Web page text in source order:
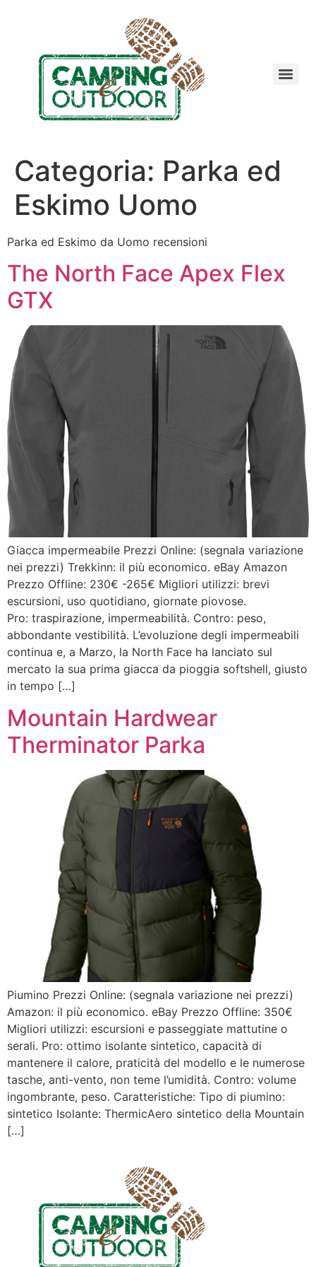
Categoria: Parka ed
Eskimo Uomo
Parka ed Eskimo da Uomo recensioni
The North Face Apex Flex
GTX
Giacca impermeabile Prezzi Online: (segnala variazione
nei prezzi) Trekkinn: il più economico. eBay Amazon
Prezzo Offline: 230€ -265€ Migliori utilizzi: brevi
escursioni, uso quotidiano, giornate piovose.
Pro: traspirazione, impermeabilità. Contro: peso,
abbondante vestibilità. L’evoluzione degli impermeabili
continua e, a Marzo, la North Face ha lanciato sul
mercato la sua prima giacca da pioggia softshell, giusto
in tempo […]
Mountain Hardwear
Therminator Parka
Piumino Prezzi Online: (segnala variazione nei prezzi)
Amazon: il più economico. eBay Prezzo Offline: 350€
Migliori utilizzi: escursioni e passeggiate mattutine o
serali. Pro: ottimo isolante sintetico, capacità di
mantenere il calore, praticità del modello e le numerose
tasche, anti-vento, non teme l’umidità. Contro: volume
ingombrante, peso. Caratteristiche: Tipo di piumino:
sintetico Isolante: ThermicAero sintetico della Mountain
[…]